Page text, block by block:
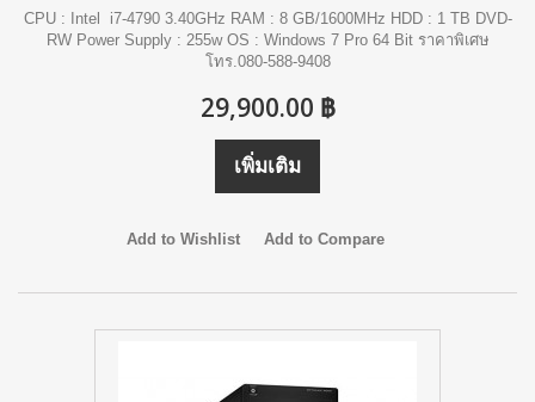
CPU : Intel i7-4790 3.40GHz RAM : 8 GB/1600MHz HDD : 1 TB DVD-
RW Power Supply : 255w OS : Windows 7 Pro 64 Bit ราคาพิเศษ
โทร.080-588-9408
29,900.00 ฿
เพิ่มเติม
Add to Wishlist Add to Compare